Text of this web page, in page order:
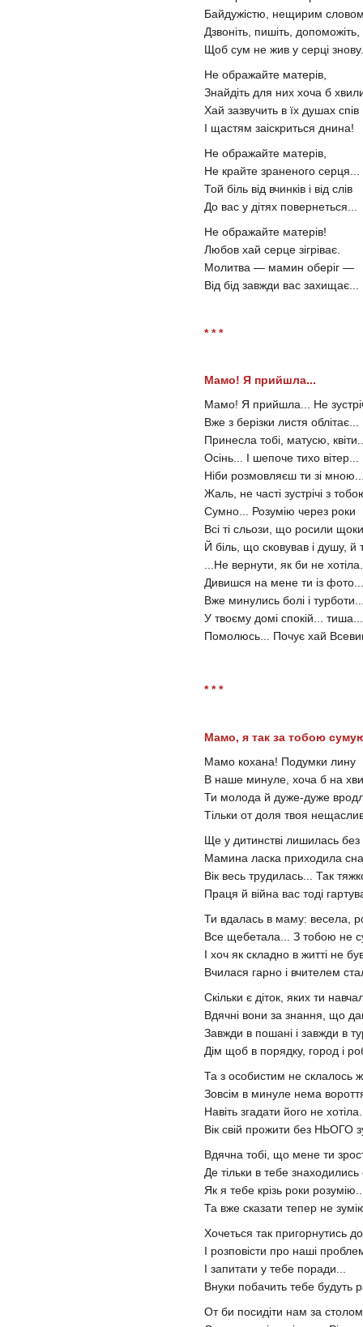
Байдужістю, нещирим
Дзвоніть, пишіть, допоможіть,
Щоб сум не жив у серці
Не ображайте матерів,
Знайдіть для них хоча б
Хай зазвучить в їх душах спів
І щастям заіскриться днина!
Не ображайте матерів,
Не крайте зраненого серця...
Той біль від вчинків і від слів
До вас у дітях повернеться...
Не ображайте матерів!
Любов хай серце зігріває.
Молитва — мамин оберіг —
Від бід завжди вас захищає...
* * *
Мамо! Я прийшла...
Мамо! Я прийшла... Не
Вже з берізки листя облітає...
Принесла тобі, матусю,
Осінь... І шепоче тихо вітер...
Ніби розмовляєш ти зі
Жаль, не часті зустрічі з
Сумно... Розумію через роки
Всі ті сльози, що росили
Й біль, що сковував і душу, й
...Не вернути, як би не
Дивишся на мене ти із фото...
Вже минулись болі і
У твоєму домі спокій... тиша...
Помолюсь... Почує хай
* * *
Мамо, я так за тобою
Мамо кохана! Подумки лину
В наше минуле, хоча б на
Ти молода й дуже-дуже
Тільки от доля твоя
Ще у дитинстві лишилась
Мамина ласка приходила
Вік весь трудилась... Так
Праця й війна вас тоді
Ти вдалась в маму: весела,
Все щебетала... З тобою не
І хоч як складно в житті не
Вчилася гарно і вчителем
Скільки є діток, яких ти
Вдячні вони за знання, що
Завжди в пошані і завжди в
Дім щоб в порядку, город і
Та з особистим не склалось
Зовсім в минуле нема
Навіть згадати його не
Вік свій прожити без НЬОГО
Вдячна тобі, що мене ти
Де тільки в тебе
Як я тебе крізь роки
Та вже сказати тепер не
Хочеться так пригорнутись
І розповісти про наші
І запитати у тебе поради...
Внуки побачить тебе будуть
От би посидіти нам за